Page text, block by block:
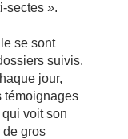
sectes ».
se sont
suivis.
jour,
témoignages
voit son
de gros